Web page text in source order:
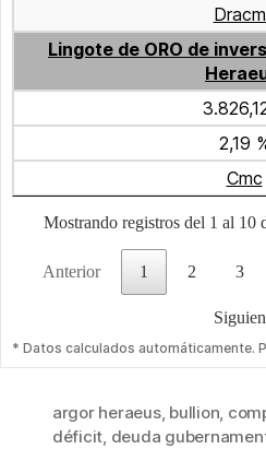
Lingote de ORO de
2,19
Cmc
Mostrando registros del 1 al 10
Anterior 1 2 3
* Datos calculados automáticamente.
argor heraeus, bullion,
déficit, deuda